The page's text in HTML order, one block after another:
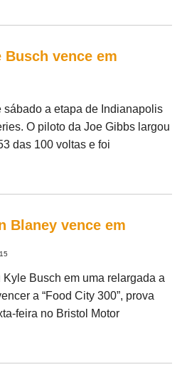
Busch vence em
sábado a etapa de Indianapolis
O piloto da Joe Gibbs largou
das 100 voltas e foi
Blaney vence em
Busch em uma relargada a
a “Food City 300”, prova
feira no Bristol Motor